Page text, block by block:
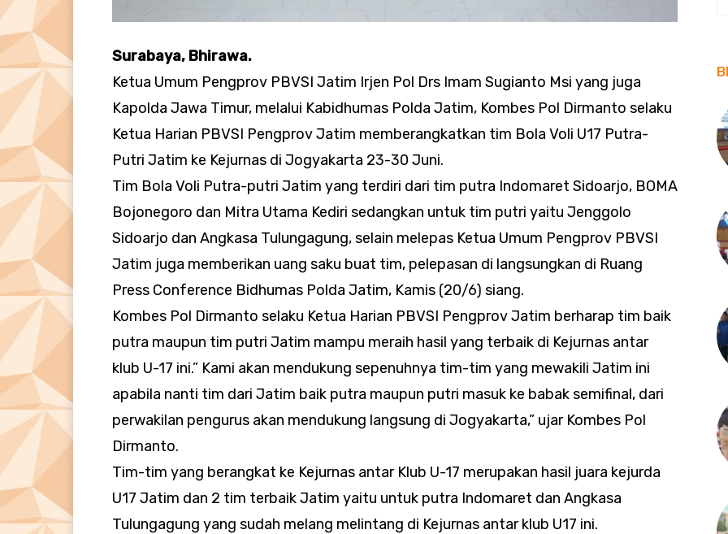
Surabaya, Bhirawa.
Ketua Umum Pengprov PBVSI Jatim Irjen Pol Drs Imam Sugianto Msi yang juga
Kapolda Jawa Timur, melalui Kabidhumas Polda Jatim, Kombes Pol Dirmanto selaku
Ketua Harian PBVSI Pengprov Jatim memberangkatkan tim Bola Voli U17 Putra-
Putri Jatim ke Kejurnas di Jogyakarta 23-30 Juni.
Tim Bola Voli Putra-putri Jatim yang terdiri dari tim putra Indomaret Sidoarjo, BOMA
Bojonegoro dan Mitra Utama Kediri sedangkan untuk tim putri yaitu Jenggolo
Sidoarjo dan Angkasa Tulungagung, selain melepas Ketua Umum Pengprov PBVSI
Jatim juga memberikan uang saku buat tim, pelepasan di langsungkan di Ruang
Press Conference Bidhumas Polda Jatim, Kamis (20/6) siang.
Kombes Pol Dirmanto selaku Ketua Harian PBVSI Pengprov Jatim berharap tim baik
putra maupun tim putri Jatim mampu meraih hasil yang terbaik di Kejurnas antar
klub U-17 ini.” Kami akan mendukung sepenuhnya tim-tim yang mewakili Jatim ini
apabila nanti tim dari Jatim baik putra maupun putri masuk ke babak semifinal, dari
perwakilan pengurus akan mendukung langsung di Jogyakarta,” ujar Kombes Pol
Dirmanto.
Tim-tim yang berangkat ke Kejurnas antar Klub U-17 merupakan hasil juara kejurda
U17 Jatim dan 2 tim terbaik Jatim yaitu untuk putra Indomaret dan Angkasa
Tulungagung yang sudah melang melintang di Kejurnas antar klub U17 ini.